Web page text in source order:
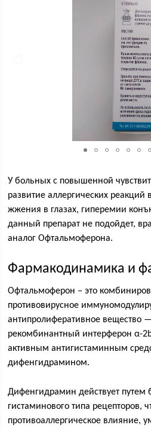
У больных с повышенной
развитие аллергических реакций
жжения в глазах, гиперемии
данный препарат не подойдет,
аналог Офтальмоферона.
Фармакодинамика и
Офтальмоферон – это
противовирусное
антипролиферативное вещество
рекомбинантный интерферон α-
активным антигистаминным
дифенгидрамином.
Дифенгидрамин действует путем
гистаминового типа рецепторов,
противоаллергическое влияние,